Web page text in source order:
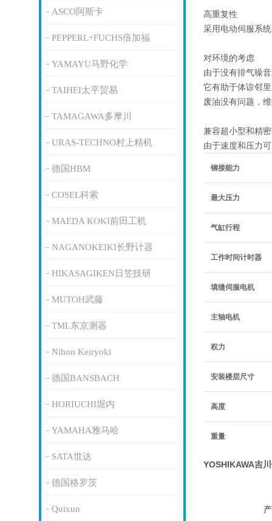
ASCO阿斯卡
PEPPERL+FUCHS倍加福
YAMAYU马野化学
TAIHEI太平贸易
TAMAGAWA多摩川
URAS-TECHNO村上精机
德国HBM
COSEL科索
MAEDA KOKI前田工机
NAGANOKEIKI长野计器
HIKASAGIKEN日笠技研
MUTOH武藤
TML东京测器
Nihon Keiryoki
德国BANSBACH
HORIUCHI堀内
YAMAHA雅马哈
SATA世达
德国格罗茨
Quixun
高重复性
采用电动伺服系
对环境的考虑
由于没有排气噪
它有助于体谅邻
废油没有问题，
兼容超小型和精
由于速度和压力
铆接能力
最大压力
气缸行程
工作时间计时器
填缝伺服电机
主轴电机
权力
安装楼层尺寸
高度
重量
YOSHIKAWA吉